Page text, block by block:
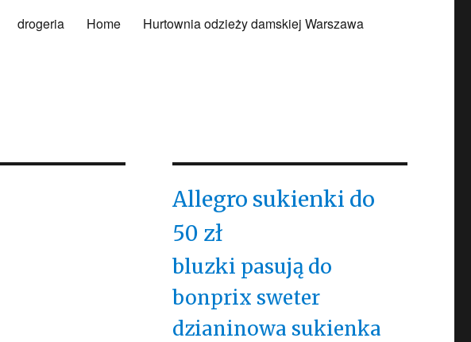
drogeria Home
Hurtownia odzieży damskiej Warszawa
Allegro sukienki do
50 zł
bluzki pasują do
bonprix sweter
dzianinowa sukienka